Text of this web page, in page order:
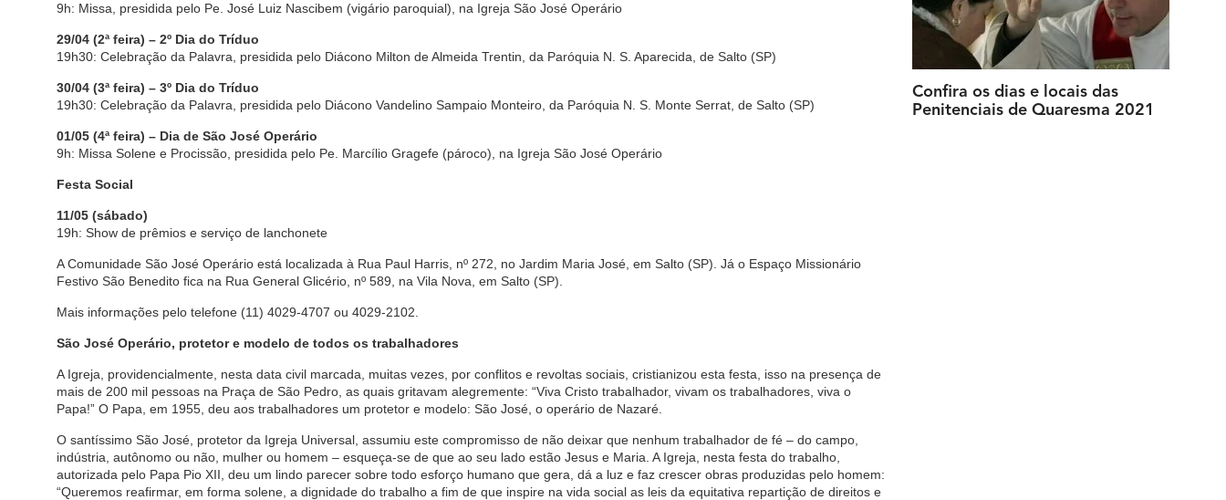
9h: Missa, presidida pelo Pe. José Luiz Nascibem (vigário paroquial), na Igreja São José Operário
29/04 (2ª feira) – 2º Dia do Tríduo
19h30: Celebração da Palavra, presidida pelo Diácono Milton de Almeida Trentin, da Paróquia N. S. Aparecida, de Salto (SP)
30/04 (3ª feira) – 3º Dia do Tríduo
19h30: Celebração da Palavra, presidida pelo Diácono Vandelino Sampaio Monteiro, da Paróquia N. S. Monte Serrat, de Salto (SP)
01/05 (4ª feira) – Dia de São José Operário
9h: Missa Solene e Procissão, presidida pelo Pe. Marcílio Gragefe (pároco), na Igreja São José Operário
Festa Social
11/05 (sábado)
19h: Show de prêmios e serviço de lanchonete
A Comunidade São José Operário está localizada à Rua Paul Harris, nº 272, no Jardim Maria José, em Salto (SP). Já o Espaço Missionário
Festivo São Benedito fica na Rua General Glicério, nº 589, na Vila Nova, em Salto (SP).
Mais informações pelo telefone (11) 4029-4707 ou 4029-2102.
São José Operário, protetor e modelo de todos os trabalhadores
A Igreja, providencialmente, nesta data civil marcada, muitas vezes, por conflitos e revoltas sociais, cristianizou esta festa, isso na presença de
mais de 200 mil pessoas na Praça de São Pedro, as quais gritavam alegremente: “Viva Cristo trabalhador, vivam os trabalhadores, viva o
Papa!” O Papa, em 1955, deu aos trabalhadores um protetor e modelo: São José, o operário de Nazaré.
O santíssimo São José, protetor da Igreja Universal, assumiu este compromisso de não deixar que nenhum trabalhador de fé – do campo,
indústria, autônomo ou não, mulher ou homem – esqueça-se de que ao seu lado estão Jesus e Maria. A Igreja, nesta festa do trabalho,
autorizada pelo Papa Pio XII, deu um lindo parecer sobre todo esforço humano que gera, dá a luz e faz crescer obras produzidas pelo homem:
“Queremos reafirmar, em forma solene, a dignidade do trabalho a fim de que inspire na vida social as leis da equitativa repartição de direitos e
Confira os dias e locais das
Penitenciais de Quaresma 2021